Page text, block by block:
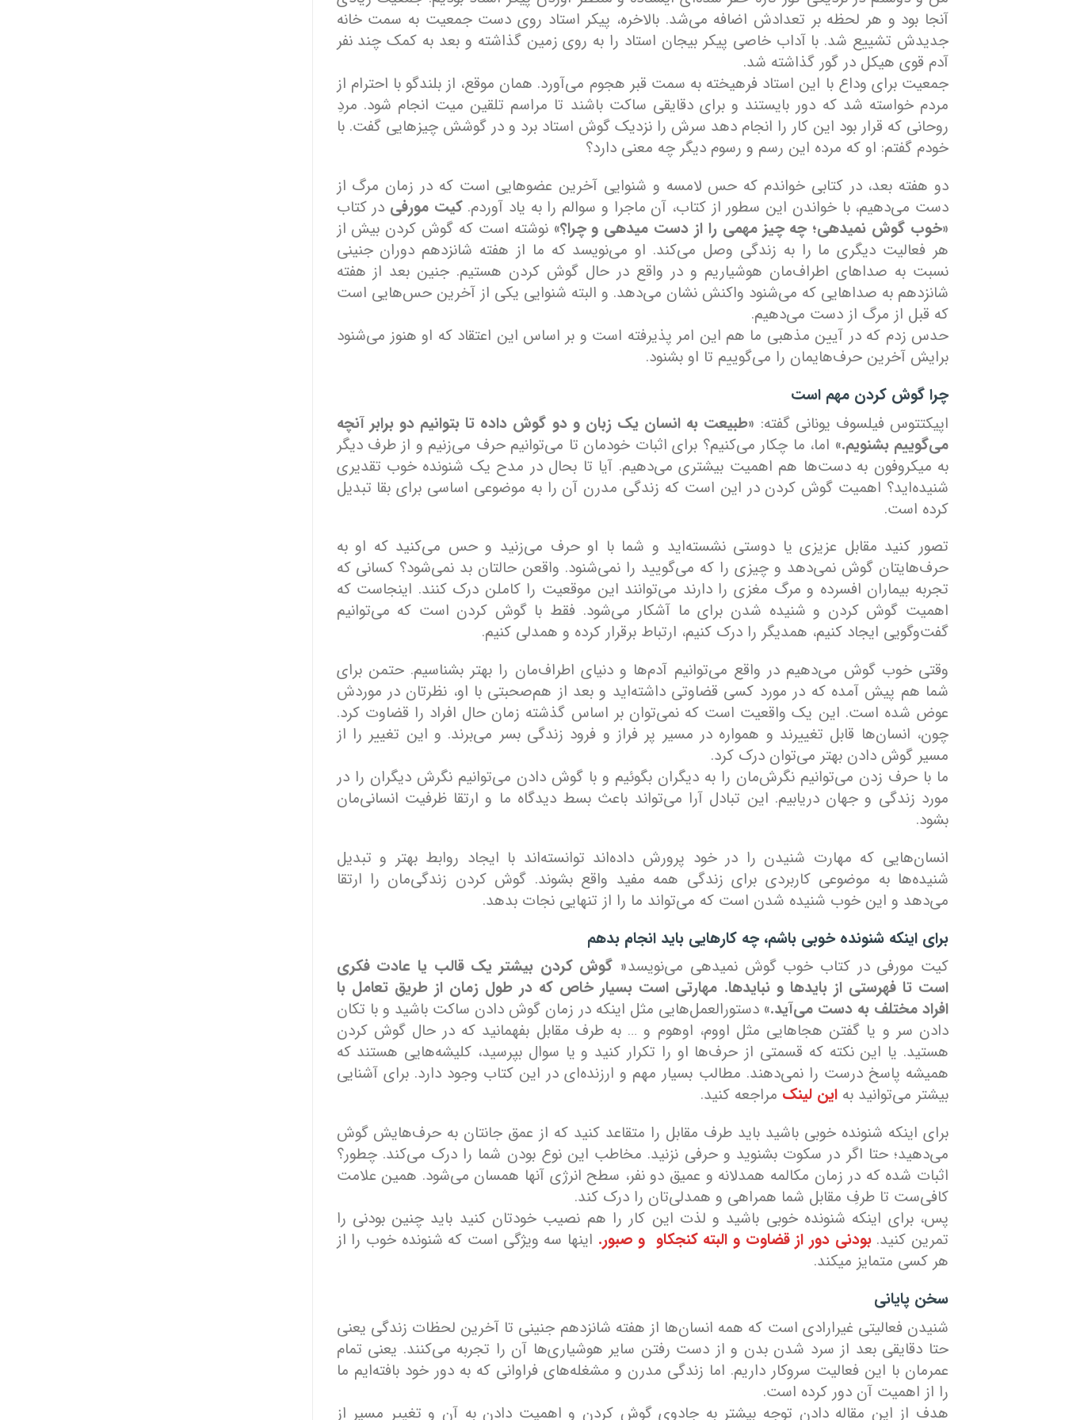
آنجا بود و هر لحظه بر تعدادش اضافه می‌شد. بالاخره، پیکر استاد روی دست جمعیت به سمت خانه
جدیدش تشییع شد. با آداب خاصی پیکر بیجان استاد را به روی زمین گذاشته و بعد به کمک چند نفر
آدم قوی هیکل در گور گذاشته شد.
جمعیت برای وداع با این استاد فرهیخته به سمت قبر هجوم می‌آورد. همان موقع، از بلندگو با احترام از
مردم خواسته شد که دور بایستند و برای دقایقی ساکت باشند تا مراسم تلقین میت انجام شود. مردِ
روحانی که قرار بود این کار را انجام دهد سرش را نزدیک گوش استاد برد و در گوشش چیزهایی گفت. با
خودم گفتم: او که مرده این رسم و رسوم دیگر چه معنی دارد؟
دو هفته بعد، در کتابی خواندم که حس لامسه و شنوایی آخرین عضوهایی است که در زمان مرگ از
دست می‌دهیم، با خواندن این سطور از کتاب، آن ماجرا و سوالم را به یاد آوردم.کیت مورفی در کتاب
«خوب گوش نمیدهی؛ چه چیز مهمی را از دست میدهی و چرا؟» نوشته است که گوش کردن بیش از
هر فعالیت دیگری ما را به زندگی وصل می‌کند. او می‌نویسد که ما از هفته شانزدهم دوران جنینی
نسبت به صداهای اطراف‌مان هوشیاریم و در واقع در حال گوش کردن هستیم. جنین بعد از هفته
شانزدهم به صداهایی که می‌شنود واکنش نشان می‌دهد. و البته شنوایی یکی از آخرین حس‌هایی است
که قبل از مرگ از دست می‌دهیم.
حدس زدم که در آیین مذهبی ما هم این امر پذیرفته است و بر اساس این اعتقاد که او هنوز می‌شنود
برایش آخرین حرف‌هایمان را می‌گوییم تا او بشنود.
چرا گوش کردن مهم است
اپیکتتوس فیلسوف یونانی گفته: «طبیعت به انسان یک زبان و دو گوش داده تا بتوانیم دو برابر آنچه
می‌گوییم بشنویم.» اما، ما چکار می‌کنیم؟ برای اثبات خودمان تا می‌توانیم حرف می‌زنیم و از طرف دیگر
به میکروفون به دست‌ها هم اهمیت بیشتری می‌دهیم. آیا تا بحال در مدح یک شنونده خوب تقدیری
شنیده‌اید؟ اهمیت گوش کردن در این است که زندگی مدرن آن را به موضوعی اساسی برای بقا تبدیل
کرده است.
تصور کنید مقابل عزیزی یا دوستی نشسته‌اید و شما با او حرف می‌زنید و حس می‌کنید که او به
حرف‌هایتان گوش نمی‌دهد و چیزی را که می‌گویید را نمی‌شنود. واقعن حالتان بد نمی‌شود؟ کسانی که
تجربه بیماران افسرده و مرگ مغزی را دارند می‌توانند این موقعیت را کاملن درک کنند. اینجاست که
اهمیت گوش کردن و شنیده شدن برای ما آشکار می‌شود. فقط با گوش کردن است که می‌توانیم
گفت‌وگویی ایجاد کنیم، همدیگر را درک کنیم، ارتباط برقرار کرده و همدلی کنیم.
وقتی خوب گوش می‌دهیم در واقع می‌توانیم آدم‌ها و دنیای اطراف‌مان را بهتر بشناسیم. حتمن برای
شما هم پیش آمده که در مورد کسی قضاوتی داشته‌اید و بعد از هم‌صحبتی با او، نظرتان در موردش
عوض شده است. این یک واقعیت است که نمی‌توان بر اساس گذشته زمان حال افراد را قضاوت کرد.
چون، انسان‌ها قابل تغییرند و همواره در مسیر پر فراز و فرود زندگی بسر می‌برند. و این تغییر را از
مسیر گوش دادن بهتر می‌توان درک کرد.
ما با حرف زدن می‌توانیم نگرش‌مان را به دیگران بگوئیم و با گوش دادن می‌توانیم نگرش دیگران را در
مورد زندگی و جهان دریابیم. این تبادل آرا می‌تواند باعث بسط دیدگاه ما و ارتقا ظرفیت انسانی‌مان
بشود.
انسان‌هایی که مهارت شنیدن را در خود پرورش داده‌اند توانسته‌اند با ایجاد روابط بهتر و تبدیل
شنیده‌ها به موضوعی کاربردی برای زندگی همه مفید واقع بشوند. گوش کردن زندگی‌مان را ارتقا
می‌دهد و این خوب شنیده شدن است که می‌تواند ما را از تنهایی نجات بدهد.
برای اینکه شنونده خوبی باشم، چه کارهایی باید انجام بدهم
کیت مورفی در کتاب خوب گوش نمیدهی می‌نویسد« گوش کردن بیشتر یک قالب یا عادت فکری
است تا فهرستی از بایدها و نبایدها. مهارتی است بسیار خاص که در طول زمان از طریق تعامل با
افراد مختلف به دست می‌آید.» دستورالعمل‌هایی مثل اینکه در زمان گوش دادن ساکت باشید و با تکان
دادن سر و یا گفتن هجاهایی مثل اووم، اوهوم و … به طرف مقابل بفهمانید که در حال گوش کردن
هستید. یا این نکته که قسمتی از حرف‌ها او را تکرار کنید و یا سوال بپرسید، کلیشه‌هایی هستند که
همیشه پاسخ درست را نمی‌دهند. مطالب بسیار مهم و ارزنده‌ای در این کتاب وجود دارد. برای آشنایی
بیشتر می‌توانید به این لینک مراجعه کنید.
برای اینکه شنونده خوبی باشید باید طرف مقابل را متقاعد کنید که از عمق جانتان به حرف‌هایش گوش
می‌دهید؛ حتا اگر در سکوت بشنوید و حرفی نزنید. مخاطب این نوع بودن شما را درک می‌کند. چطور؟
اثبات شده که در زمان مکالمه همدلانه و عمیق دو نفر، سطح انرژی آنها همسان می‌شود. همین علامت
کافی‌ست تا طرفِ مقابل شما همراهی و همدلی‌تان را درک کند.
پس، برای اینکه شنونده خوبی باشید و لذت این کار را هم نصیب خودتان کنید باید چنین بودنی را
تمرین کنید.بودنی دور از قضاوت و البته کنجکاو و صبور. اینها سه ویژگی است که شنونده خوب را از
هر کسی متمایز میکند.
سخن پایانی
شنیدن فعالیتی غیرارادی است که همه انسان‌ها از هفته شانزدهم جنینی تا آخرین لحظات زندگی یعنی
حتا دقایقی بعد از سرد شدن بدن و از دست رفتن سایر هوشیاری‌ها آن را تجربه می‌کنند. یعنی تمام
عمرمان با این فعالیت سروکار داریم. اما زندگی مدرن و مشغله‌های فراوانی که به دور خود بافته‌ایم ما
را از اهمیت آن دور کرده است.
هدف از این مقاله دادن توجه بیشتر به جادوی گوش کردن و اهمیت دادن به آن و تغییر مسیر از